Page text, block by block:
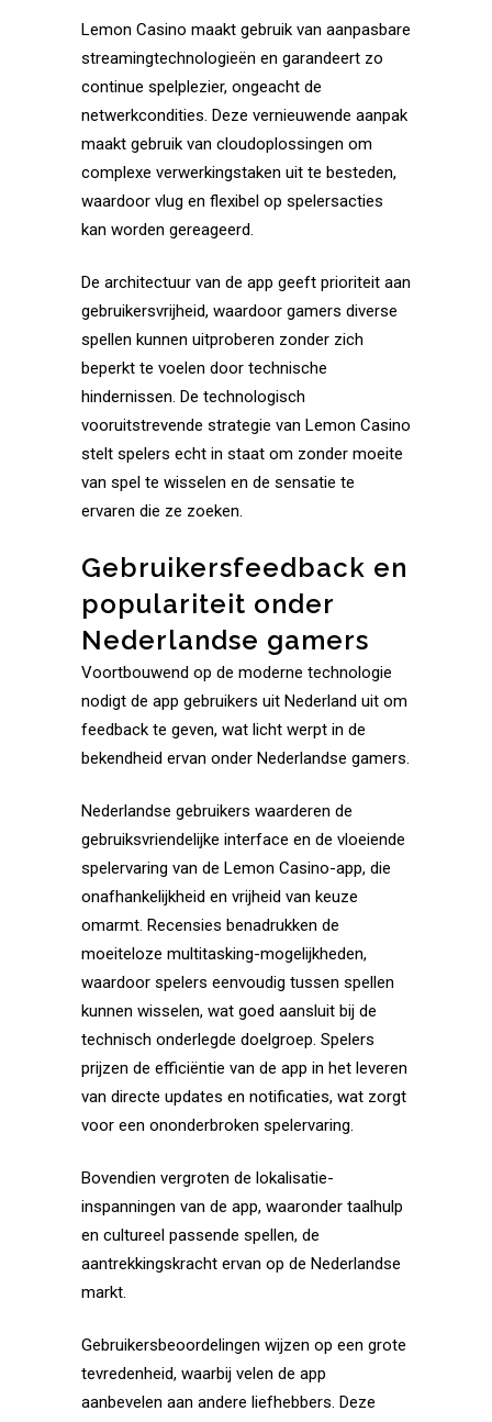
Lemon Casino maakt gebruik van aanpasbare
streamingtechnologieën en garandeert zo
continue spelplezier, ongeacht de
netwerkcondities. Deze vernieuwende aanpak
maakt gebruik van cloudoplossingen om
complexe verwerkingstaken uit te besteden,
waardoor vlug en flexibel op spelersacties
kan worden gereageerd.
De architectuur van de app geeft prioriteit aan
gebruikersvrijheid, waardoor gamers diverse
spellen kunnen uitproberen zonder zich
beperkt te voelen door technische
hindernissen. De technologisch
vooruitstrevende strategie van Lemon Casino
stelt spelers echt in staat om zonder moeite
van spel te wisselen en de sensatie te
ervaren die ze zoeken.
Gebruikersfeedback en
populariteit onder
Nederlandse gamers
Voortbouwend op de moderne technologie
nodigt de app gebruikers uit Nederland uit om
feedback te geven, wat licht werpt in de
bekendheid ervan onder Nederlandse gamers.
Nederlandse gebruikers waarderen de
gebruiksvriendelijke interface en de vloeiende
spelervaring van de Lemon Casino-app, die
onafhankelijkheid en vrijheid van keuze
omarmt. Recensies benadrukken de
moeiteloze multitasking-mogelijkheden,
waardoor spelers eenvoudig tussen spellen
kunnen wisselen, wat goed aansluit bij de
technisch onderlegde doelgroep. Spelers
prijzen de efficiëntie van de app in het leveren
van directe updates en notificaties, wat zorgt
voor een ononderbroken spelervaring.
Bovendien vergroten de lokalisatie-
inspanningen van de app, waaronder taalhulp
en cultureel passende spellen, de
aantrekkingskracht ervan op de Nederlandse
markt.
Gebruikersbeoordelingen wijzen op een grote
tevredenheid, waarbij velen de app
aanbevelen aan andere liefhebbers. Deze